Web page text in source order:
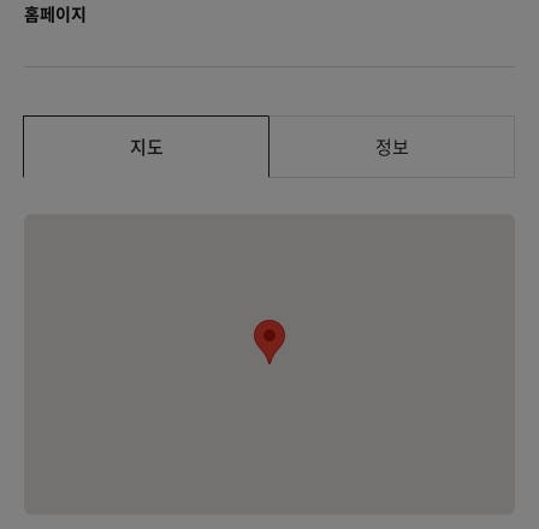
홈페이지
지도 정보